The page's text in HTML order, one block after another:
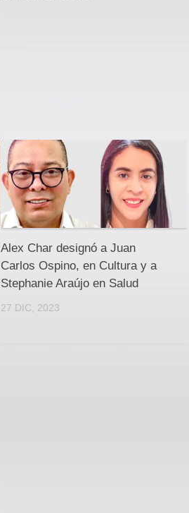
Alex Char designó a Juan
Carlos Ospino, en Cultura y a
Stephanie Araújo en Salud
27 DIC, 2023